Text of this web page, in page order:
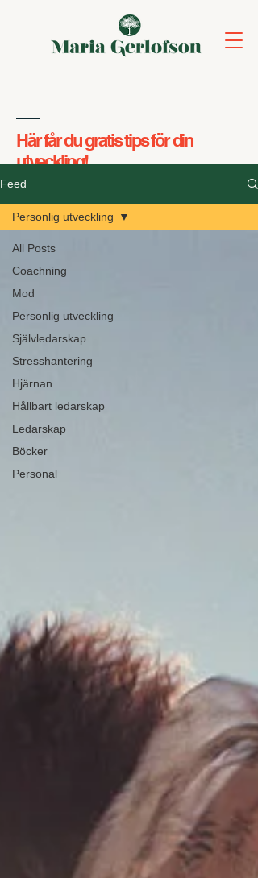
Här får du gratis tips för din
utveckling!
Feed
All Posts
Coachning
Mod
Personlig utveckling
Självledarskap
Stresshantering
Hjärnan
Hållbart ledarskap
Ledarskap
Böcker
Personal
Personlig utveckling